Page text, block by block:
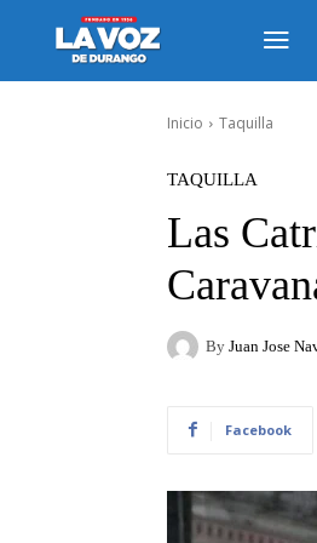
Inicio Taquilla
TAQUILLA
Las
By Juan Jose
Facebook